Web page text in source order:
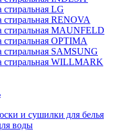
LG
RENOVA
MAUNFELD
OPTIMA
SAMSUNG
WILLMARK
и сушилки для белья
воды